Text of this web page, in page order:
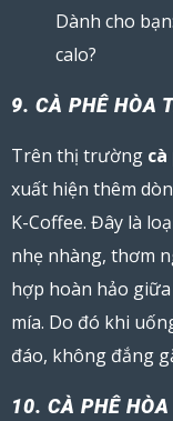
Dành cho bạn:
calo?
9. CÀ PHÊ HÒA
Trên thị trường
xuất hiện thêm
K-Coffee. Đây là
nhẹ nhàng, thơm
hợp hoàn hảo
mía. Do đó khi
đáo, không đắng
10. CÀ PHÊ